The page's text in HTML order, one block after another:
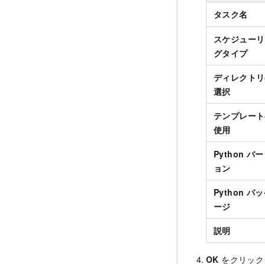
タスク名
スケジュー
グタイプ
ディレクト
選択
テンプレー
使用
Python バ
ョン
Python パ
ージ
説明
OK をクリッ